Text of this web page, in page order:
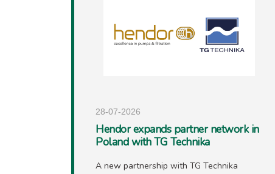
28-07-2026
Hendor expands partner network in
Poland with TG Technika
A new partnership with TG Technika